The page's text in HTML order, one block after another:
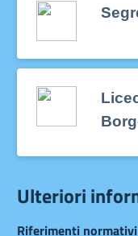
Ulteriori
Riferimenti normativi